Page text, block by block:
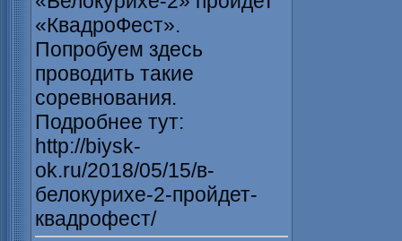
«КвадроФест».
Попробуем здесь
проводить такие
соревнования.
Подробнее тут:
http://biysk-
ok.ru/2018/05/15/в-
белокурихе-2-пройдет-
квадрофест/